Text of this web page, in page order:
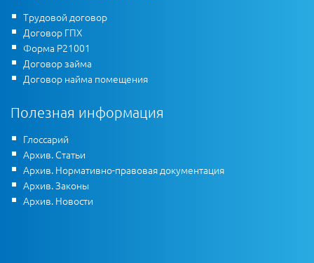
Трудовой договор
Договор ГПХ
Форма Р21001
Договор займа
Договор найма помещения
Полезная информация
Глоссарий
Архив. Статьи
Архив. Нормативно-правовая документация
Архив. Законы
Архив. Новости